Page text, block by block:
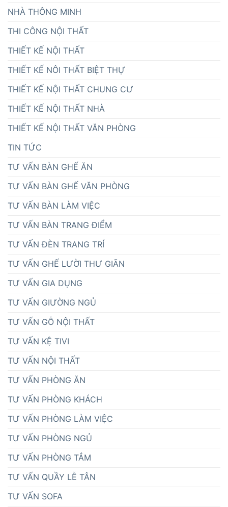
NHÀ THÔNG MINH
THI CÔNG NỘI THẤT
THIẾT KẾ NỘI THẤT
THIẾT KẾ NÔI THẤT BIỆT THỰ
THIẾT KẾ NỘI THẤT CHUNG CƯ
THIẾT KẾ NỘI THẤT NHÀ
THIẾT KẾ NỘI THẤT VĂN PHÒNG
TIN TỨC
TƯ VẤN BÀN GHẾ ĂN
TƯ VẤN BÀN GHẾ VĂN PHÒNG
TƯ VẤN BÀN LÀM VIỆC
TƯ VẤN BÀN TRANG ĐIỂM
TƯ VẤN ĐÈN TRANG TRÍ
TƯ VẤN GHẾ LƯỜI THƯ GIÃN
TƯ VẤN GIA DỤNG
TƯ VẤN GIƯỜNG NGỦ
TƯ VẤN GỖ NỘI THẤT
TƯ VẤN KỆ TIVI
TƯ VẤN NỘI THẤT
TƯ VẤN PHÒNG ĂN
TƯ VẤN PHÒNG KHÁCH
TƯ VẤN PHÒNG LÀM VIỆC
TƯ VẤN PHÒNG NGỦ
TƯ VẤN PHÒNG TẮM
TƯ VẤN QUẦY LỄ TÂN
TƯ VẤN SOFA